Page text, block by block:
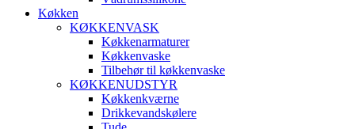
Køkken
KØKKENVASK
Køkkenarmaturer
Køkkenvaske
Tilbehør til køkkenvaske
KØKKENUDSTYR
Køkkenkværne
Drikkevandskølere